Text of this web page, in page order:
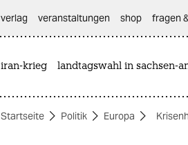
themen
verlag
veranstaltungen shop fragen
iran-krieg landtagswahl in sachsen-
Startseite Politik Europa